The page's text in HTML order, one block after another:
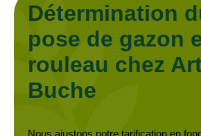
Détermination
pose de gazon
rouleau chez
Buche